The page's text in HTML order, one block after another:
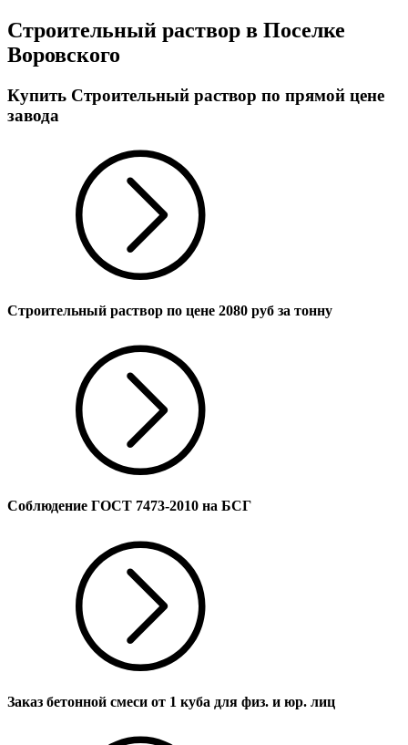
Строительный раствор в Поселке
Воровского
Купить Строительный раствор по прямой цене
завода
Строительный раствор по цене 2080 руб за тонну
Соблюдение ГОСТ 7473-2010 на БСГ
Заказ бетонной смеси от 1 куба для физ. и юр. лиц